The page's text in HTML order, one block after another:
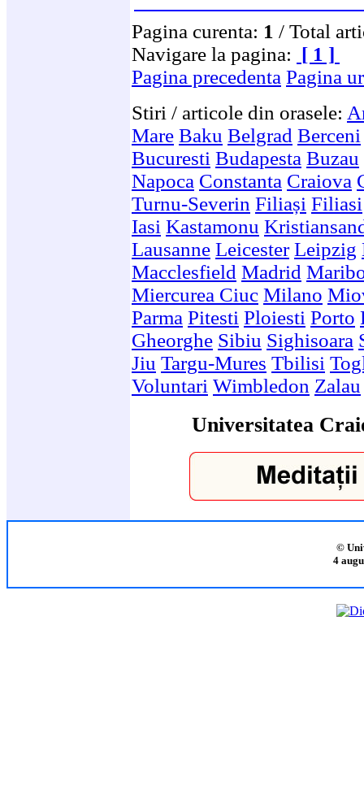
Pagina curenta: 1 / Total
Navigare la pagina: [ 1 ]
Pagina precedenta Pagina
Stiri / articole din orasele:
Mare Baku Belgrad Berceni
Bucuresti Budapesta Buzau
Napoca Constanta Craiova
Turnu-Severin Filiași Filiasi
Iasi Kastamonu
Lausanne Leicester Leipzig
Macclesfield Madrid
Miercurea Ciuc Milano
Parma Pitesti Ploiesti Porto
Gheorghe Sibiu Sighisoara
Jiu Targu-Mures Tbilisi
Voluntari Wimbledon Zalau
Universitatea
©
4